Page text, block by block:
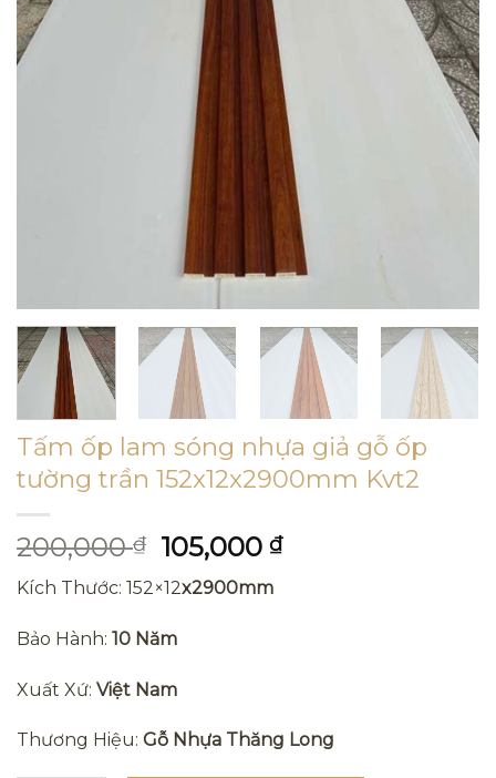
Tấm ốp lam sóng nhựa giả gỗ ốp
tường trần 152x12x2900mm Kvt2
200,000₫
Giá
gốc
là:
200,000 ₫.
105,000₫Giá
Kích Thước: 152×12x2900mm
Bảo Hành: 10 Năm
Xuất Xứ: Việt Nam
Thương Hiệu: Gỗ Nhựa Thăng Long